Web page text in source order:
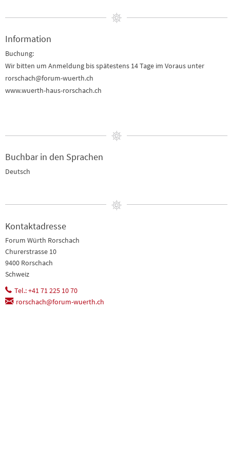
Information
Buchung:
Wir bitten um Anmeldung bis spätestens 14 Tage im Voraus unter
rorschach@forum-wuerth.ch
www.wuerth-haus-rorschach.ch
Buchbar in den Sprachen
Deutsch
Kontaktadresse
Forum Würth Rorschach
Churerstrasse 10
9400 Rorschach
Schweiz
Tel.: +41 71 225 10 70
rorschach@forum-wuerth.ch